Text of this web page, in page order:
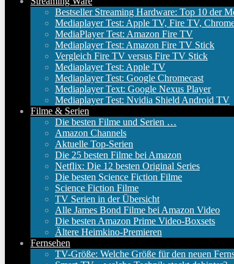
Bestseller Streaming Hardware: Top 10 der
Mediaplayer Test: Apple TV, Fire TV,
MediaPlayer Test: Amazon Fire TV
Mediaplayer Test: Amazon Fire TV Stick
Vergleich Fire TV versus Fire TV Stick
Mediaplayer Test: Apple TV
Mediaplayer Test: Google Chromecast
Mediaplayer Text: Google Nexus Player
Mediaplayer Test: Nvidia Shield Android TV
Filme & Serien
Die besten Filme und Serien …
Amazon Channels
Aktuelle Top-Serien
Die 25 besten Filme bei Amazon
Netflix: Die 12 besten Original Series
Die besten Science Fiction Filme
Science Fiction Filme
TV Serien in der Übersicht
Alle James Bond Filme bei Amazon Video
Die besten Amazon Prime Video-Boxsets
Ältere Heimkino-Premieren
Fernsehen
TV-Größe: Welche Größe für den neuen